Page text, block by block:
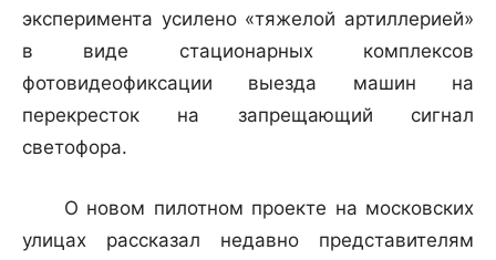
эксперимента усилено «тяжелой артиллерией»
в виде стационарных комплексов
фотовидеофиксации выезда машин на
перекресток на запрещающий сигнал
светофора.
О новом пилотном проекте на московских
улицах рассказал недавно представителям